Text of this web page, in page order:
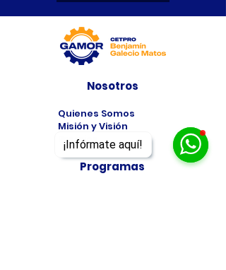
¡Infórmate aquí!
Nosotros
Quienes Somos
Misión y Visión
Premios
Programas